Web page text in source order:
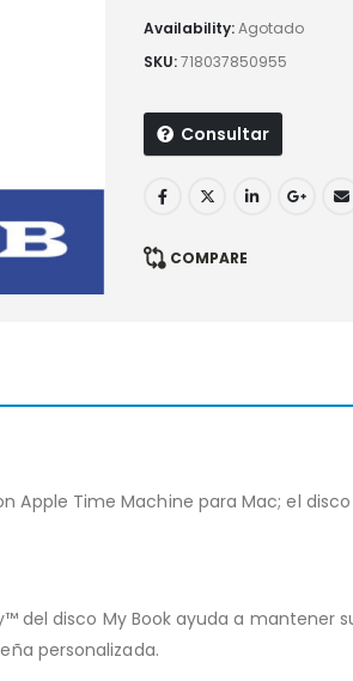
Availability:Agotado
SKU:718037850955
Consultar
COMPARE
Time Machine para Mac; el
del disco My Book ayuda a mantener
personalizada.